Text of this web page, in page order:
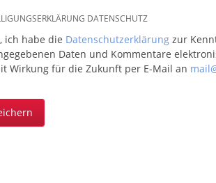
DATENSCHUTZ
ich habe die Datenschutzerklärungzur
Daten und Kommentare
Wirkung für die Zukunft per E-Mail an